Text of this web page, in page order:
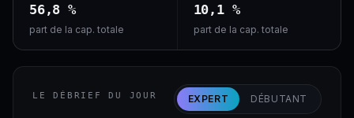
56,8 %
part de la cap. totale
10,1 %
part de la cap. totale
LE DÉBRIEF DU JOUR EXPERT DÉBUTANT